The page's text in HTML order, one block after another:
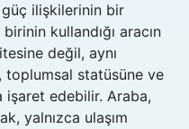
güç ilişkilerinin bir
kullandığı aracın
değil, aynı
toplumsal statüsüne ve
edebilir. Araba,
yalnızca ulaşım